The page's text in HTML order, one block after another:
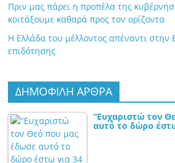
Πριν μας πάρει η προπέλα της
κοιτάξουμε καθαρά προς τον ορίζοντα
Η Ελλάδα του μέλλοντος απέναντι στην
επιδότησης
ΔΗΜΟΦΙΛΗ ΑΡΘΡΑ
“Ευχαριστώ τον
αυτό το δώρο